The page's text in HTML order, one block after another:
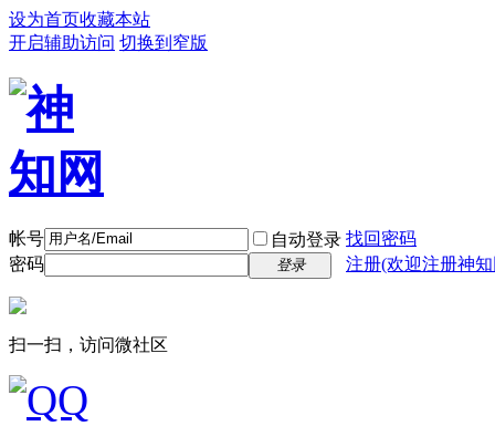
设为首页收藏本站
开启辅助访问 切换到窄版
帐号 自动登录 找回密码
密码
登录 注册(欢迎注册神
扫一扫，访问微社区